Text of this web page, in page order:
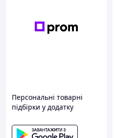
Персональні товарні
підбірки у додатку